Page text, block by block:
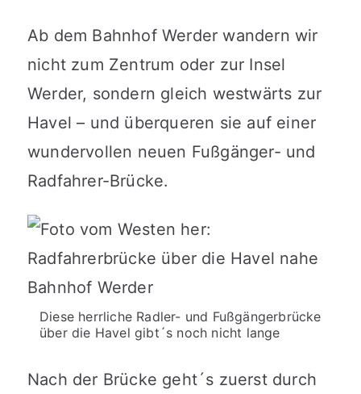
Ab dem Bahnhof Werder wandern wir
nicht zum Zentrum oder zur Insel
Werder, sondern gleich westwärts zur
Havel – und überqueren sie auf einer
wundervollen neuen Fußgänger- und
Radfahrer-Brücke.
Diese herrliche Radler- und Fußgängerbrücke
über die Havel gibt´s noch nicht lange
Nach der Brücke geht´s zuerst durch